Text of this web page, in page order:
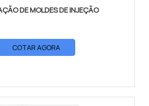
DE MOLDES DE INJEÇÃO
COTAR AGORA